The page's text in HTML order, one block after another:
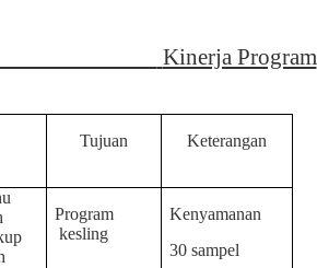
Kinerja Program
Tujuan Keterangan
Program
kesling
Kenyamanan
30 sampel